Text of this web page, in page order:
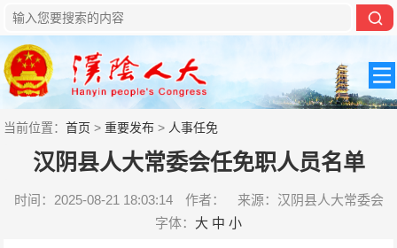
当前位置：首页 >重要发布 > 人事任免
汉阴县人大常委会任免职人员名单
时间：2025-08-21 18:03:14 作者：
来源：汉阴县人大常委会
字体： 大 中 小